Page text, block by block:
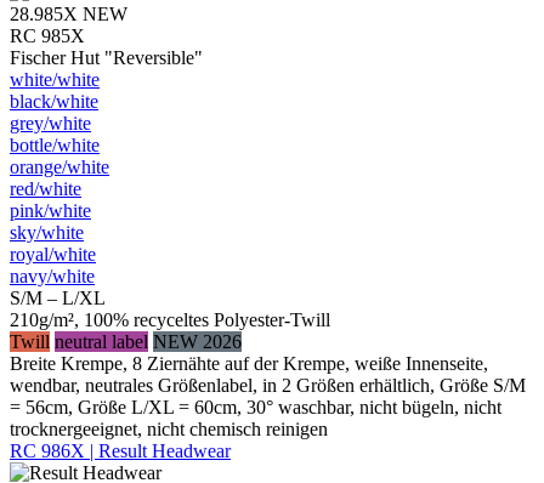
28.985X NEW
RC 985X
Fischer Hut "Reversible"
white/​white
black/​white
grey/​white
bottle/​white
orange/​white
red/​white
pink/​white
sky/​white
royal/​white
navy/​white
S/M – L/XL
210g/m², 100% recyceltes Polyester-Twill
Twill neutral label NEW 2026
Breite Krempe, 8 Ziernähte auf der Krempe, weiße Innenseite,
wendbar, neutrales Größenlabel, in 2 Größen erhältlich, Größe S/M
= 56cm, Größe L/XL = 60cm, 30° waschbar, nicht bügeln, nicht
trocknergeeignet, nicht chemisch reinigen
RC 986X | Result Headwear